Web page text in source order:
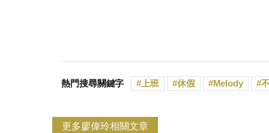
熱門搜尋關鍵字 上班 休假 Melody
更多廖偉玲相關文章